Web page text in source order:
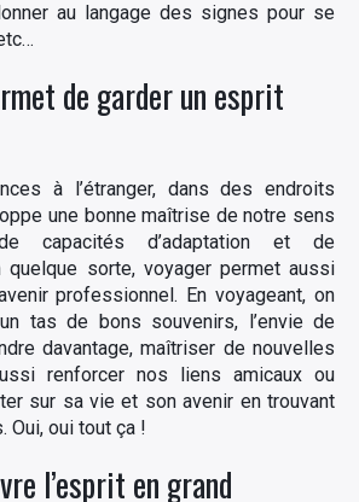
au langage des signes pour se
de garder un esprit
à l’étranger, dans des endroits
une bonne maîtrise de notre sens
de capacités d’adaptation et de
quelque sorte, voyager permet aussi
professionnel. En voyageant, on
tas de bons souvenirs, l’envie de
davantage, maîtriser de nouvelles
renforcer nos liens amicaux ou
sur sa vie et son avenir en trouvant
Oui, oui tout ça !
l’esprit en grand